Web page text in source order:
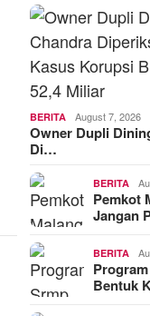
BERITA August 7, 2026
Owner Dupli
Di…
BERITA
Pemkot
Jangan
BERITA
Bentuk